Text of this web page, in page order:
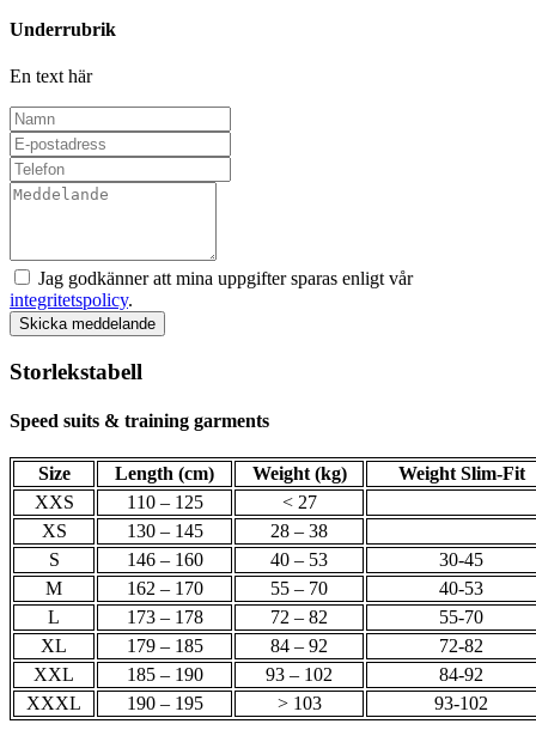
Underrubrik
En text här
Jag godkänner att mina uppgifter sparas enligt vår
integritetspolicy.
Skicka meddelande
Storlekstabell
Speed suits & training garments
Size Length (cm) Weight (kg)
Weight Slim-Fit
XXS
110 – 125
< 27
XS
130 – 145
28 – 38
S
146 – 160 40 – 53
30-45
M
162 – 170 55 – 70
40-53
L
173 – 178 72 – 82
55-70
XL
179 – 185 84 – 92
72-82
XXL
185 – 190 93 – 102
84-92
XXXL
190 – 195 > 103 93-102